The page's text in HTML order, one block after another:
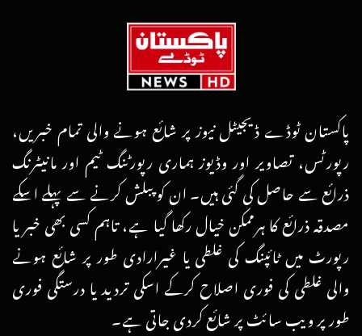
پاکستان ٹوڈے ڈیجیٹل نیوز پر شائع ہونے والی تمام خبریں،
رپورٹس، تصاویر اور وڈیوز ہماری رپورٹنگ ٹیم اور مانیٹرنگ
ذرائع سے حاصل کی گئی ہیں۔ ان کو پبلش کرنے سے پہلے اسکے
مصدقہ ذرائع کا ہرممکن خیال رکھا گیا ہے، تاہم کسی بھی خبر یا
رپورٹ میں ٹائپنگ کی غلطی یا غیرارادی طور پر شائع ہونے
والی غلطی کی فوری اصلاح کرکے اسکی تردید یا درستگی فوری
طور پر ویب سائٹ پر شائع کردی جاتی ہے۔